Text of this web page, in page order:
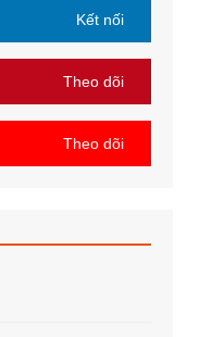
Kết nối
Theo dõi
Theo dõi